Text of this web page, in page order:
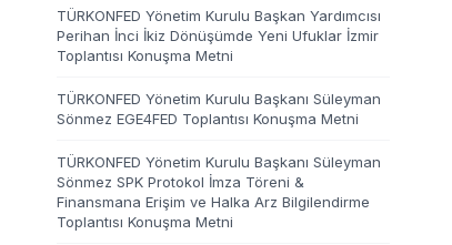
TÜRKONFED Yönetim Kurulu Başkan Yardımcısı
Perihan İnci İkiz Dönüşümde Yeni Ufuklar İzmir
Toplantısı Konuşma Metni
TÜRKONFED Yönetim Kurulu Başkanı Süleyman
Sönmez EGE4FED Toplantısı Konuşma Metni
TÜRKONFED Yönetim Kurulu Başkanı Süleyman
Sönmez SPK Protokol İmza Töreni &
Finansmana Erişim ve Halka Arz Bilgilendirme
Toplantısı Konuşma Metni